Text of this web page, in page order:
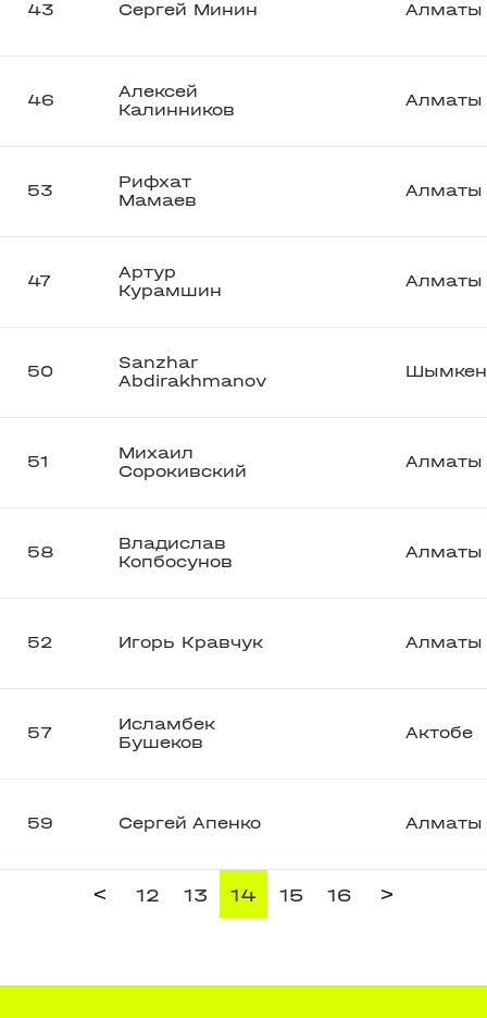
43 Сергей Минин Алматы
46
Алексей
Калинников
Алматы
53
Рифхат
Мамаев
Алматы
47
Артур
Курамшин
Алматы
50
Sanzhar
Abdirakhmanov
51
Михаил
Сорокивский
Алматы
58
Владислав
Копбосунов
Алматы
52 Игорь Кравчук Алматы
57
Исламбек
Бушеков
Актобе
59 Сергей Апенко Алматы
< 12 13 14 15 16 >